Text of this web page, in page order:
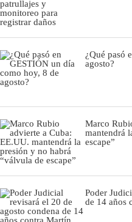
¿Qué pasó
agosto?
Marco
mantendrá
escape”
Poder
de 14 años